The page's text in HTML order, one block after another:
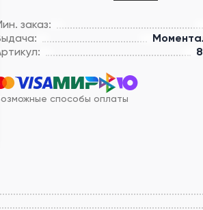
заказ:
способы оплаты